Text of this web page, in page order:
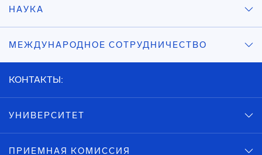
НАУКА
МЕЖДУНАРОДНОЕ СОТРУДНИЧЕСТВО
КОНТАКТЫ:
УНИВЕРСИТЕТ
ПРИЕМНАЯ КОМИССИЯ